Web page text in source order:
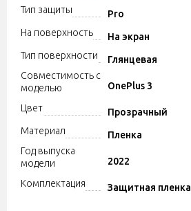
Тип защиты
Pro
На поверхность
На экран
Тип поверхности
Глянцевая
Совместимость с
моделью
OnePlus 3
Цвет
Прозрачный
Материал
Пленка
Год выпуска
модели
2022
Комплектация
Защитная пленка